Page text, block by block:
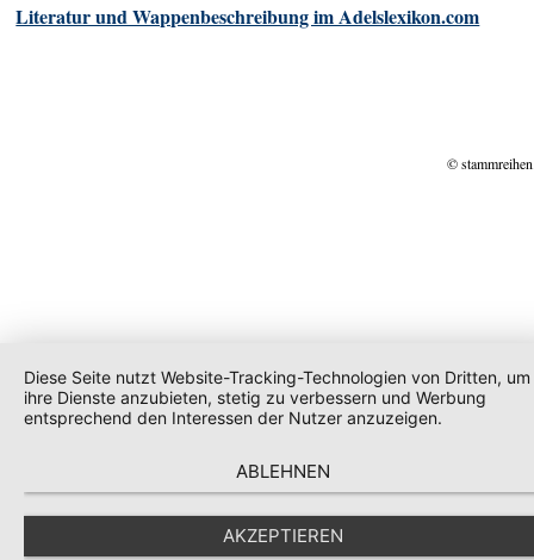
Literatur und Wappenbeschreibung im Adelslexikon.com
©
Diese Seite nutzt Website-Tracking-Technologien von Dritten, um
ihre Dienste anzubieten, stetig zu verbessern und Werbung
entsprechend den Interessen der Nutzer anzuzeigen.
ABLEHNEN
AKZEPTIEREN